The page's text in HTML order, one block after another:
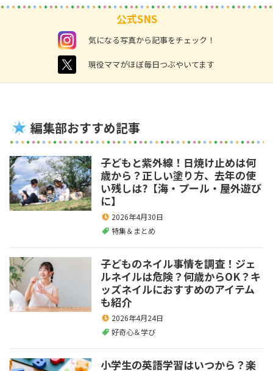
公式SNS
instagram 気になる写真から記事をチェック！
twitter 現役ママがほぼ毎日つぶやいてます
編集部おすすめ記事
子どもと紫外線！日焼け止めは何
歳から？正しい塗り方、去年の使
い残しは?【海・プール・屋外遊び
に】
2026年4月30日
特集＆まとめ
子どものネイル事情を調査！ジェ
ルネイルは危険？何歳からOK？キ
ッズネイルにおすすめのアイテム
も紹介
2026年4月24日
好奇心＆学び
小学生の英語学習はいつから？楽